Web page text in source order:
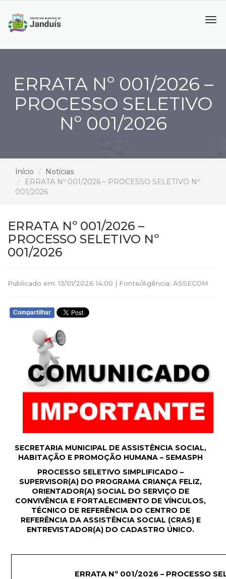
ERRATA Nº 001/2026 –
PROCESSO SELETIVO
Nº 001/2026
Início
Notícias
ERRATA Nº 001/2026 – PROCESSO SELETIVO Nº
001/2026
ERRATA Nº 001/2026 –
PROCESSO SELETIVO Nº
001/2026
Publicado em: 13/01/2026 14:00 | Fonte/Agência: ASSECOM
Compartilhar
SECRETARIA MUNICIPAL DE ASSISTÊNCIA SOCIAL,
HABITAÇÃO E PROMOÇÃO HUMANA – SEMASPH
PROCESSO SELETIVO SIMPLIFICADO –
SUPERVISOR(A) DO PROGRAMA CRIANÇA FELIZ,
ORIENTADOR(A) SOCIAL DO SERVIÇO DE
CONVIVÊNCIA E FORTALECIMENTO DE VÍNCULOS,
TÉCNICO DE REFERÊNCIA DO CENTRO DE
REFERÊNCIA DA ASSISTÊNCIA SOCIAL (CRAS) E
ENTREVISTADOR(A) DO CADASTRO ÚNICO.
ERRATA Nº 001/2026 – PROCESSO